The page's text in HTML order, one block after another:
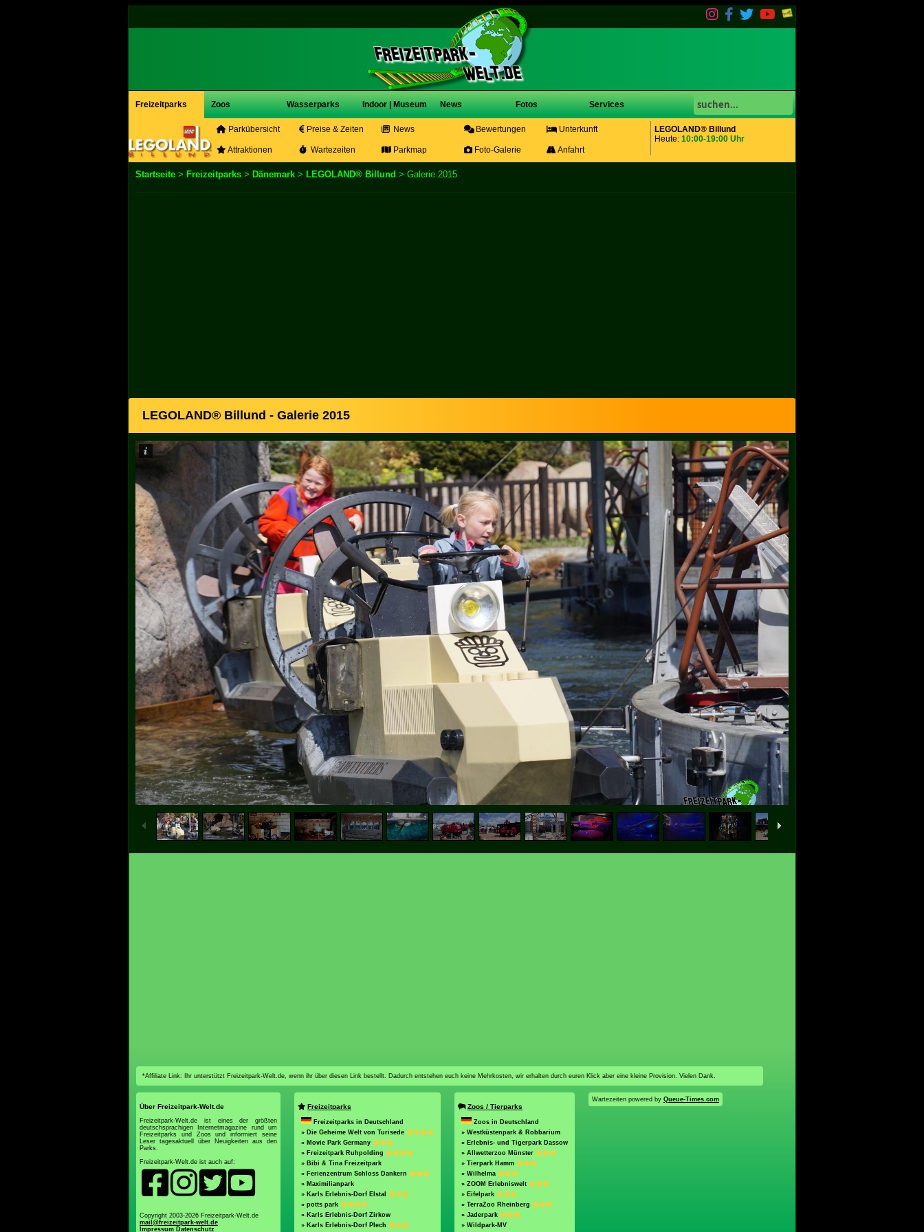
Freizeitparks Zoos Wasserparks Indoor | Museum News Fotos Services
LEGOLAND® Billund
Heute: 10:00-19:00 Uhr
Parkübersicht Preise & Zeiten News Bewertungen Unterkunft
Attraktionen Wartezeiten Parkmap Foto-Galerie Anfahrt
Startseite > Freizeitparks > Dänemark > LEGOLAND® Billund > Galerie 2015
LEGOLAND® Billund - Galerie 2015
*Affiliate Link: Ihr unterstützt Freizeitpark-Welt.de, wenn ihr über diesen Link bestellt. Dadurch entstehen euch keine Mehrkosten, wir erhalten durch euren Klick aber eine kleine Provision. Vielen Dank.
Über Freizeitpark-Welt.de
Freizeitpark-Welt.de ist eines der größten
deutschsprachigen Internetmagazine rund um
Freizeitparks und Zoos und informiert seine
Leser tagesaktuell über Neuigkeiten aus den
Parks.
Freizeitpark-Welt.de ist auch auf:
Copyright 2003-2026 Freizeitpark-Welt.de
mail@freizeitpark-welt.de
Impressum Datenschutz
Freizeitparks
Freizeitparks in Deutschland
» Die Geheime Welt von Turisede
» Movie Park Germany
» Freizeitpark Ruhpolding
» Bibi & Tina Freizeitpark
» Ferienzentrum Schloss Dankern
» Maximilianpark
» Karls Erlebnis-Dorf Elstal
» potts park
» Karls Erlebnis-Dorf Zirkow
» Karls Erlebnis-Dorf Plech
Zoos / Tierparks
Zoos in Deutschland
» Westküstenpark & Robbarium
» Erlebnis- und Tigerpark Dassow
» Allwetterzoo Münster
» Tierpark Hamm
» Wilhelma
» ZOOM Erlebniswelt
» Eifelpark
» TerraZoo Rheinberg
» Jaderpark
» Wildpark-MV
Wartezeiten powered by Queue-Times.com